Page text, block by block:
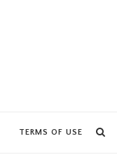
TERMS OF USE